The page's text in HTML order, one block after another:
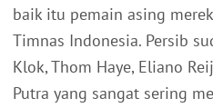
baik itu pemain asing
Timnas Indonesia. Persib
Klok, Thom Haye, Eliano
Putra yang sangat sering